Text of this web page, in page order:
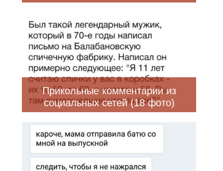
Прикольные комментарии из
социальных сетей (18 фото)